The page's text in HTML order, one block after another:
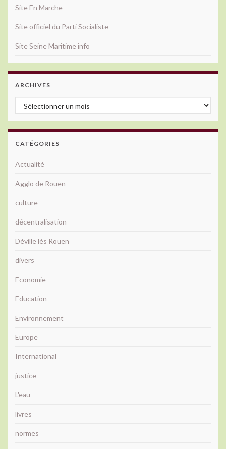
Site En Marche
Site officiel du Parti Socialiste
Site Seine Maritime info
ARCHIVES
Archives
CATÉGORIES
Actualité
Agglo de Rouen
culture
décentralisation
Déville lès Rouen
divers
Economie
Education
Environnement
Europe
International
justice
L'eau
livres
normes